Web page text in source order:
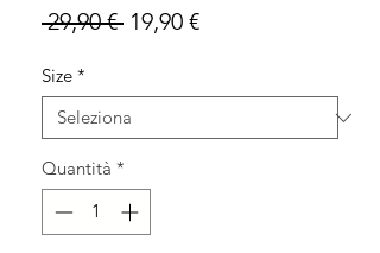
29,90 € Prezzo
19,90 €Prezzo
Size *
Quantità *